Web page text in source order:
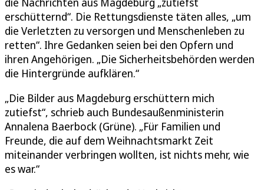
erschütternd“. Die Rettungsdienste täten alles, „um
die Verletzten zu versorgen und Menschenleben zu
retten“. Ihre Gedanken seien bei den Opfern und
ihren Angehörigen. „Die Sicherheitsbehörden werden
die Hintergründe aufklären.“
„Die Bilder aus Magdeburg erschüttern mich
zutiefst“, schrieb auch Bundesaußenministerin
Annalena Baerbock (Grüne). „Für Familien und
Freunde, die auf dem Weihnachtsmarkt Zeit
miteinander verbringen wollten, ist nichts mehr, wie
es war.“